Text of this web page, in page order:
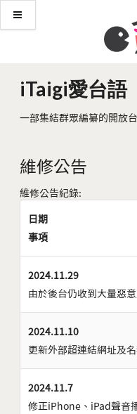
iTaigi愛台語
一部集結群眾編纂的開放
維修公告
維修公告紀錄:
日期
事項
2024.11.29
由於後台仍收到大量惡
2024.11.10
更新外部超連結網址及名
2024.11.7
修正iPhone、iPad聲音